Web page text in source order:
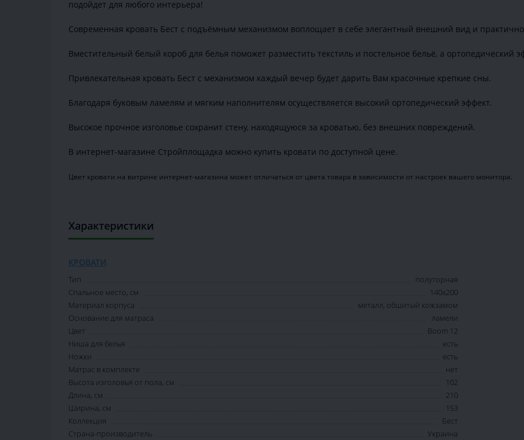
подойдет для любого интерьера!
Современная кровать Бест с подъёмным механизмом воплощает в себе элегантный внешний вид и
Вместительный белый короб для белья поможет разместить текстиль и постельное бельё, а ортопедический
Привлекательная кровать Бест с механизмом каждый вечер будет дарить Вам красочные крепкие сны.
Благодаря буковым ламелям и мягким наполнителям осуществляется высокий ортопедический эффект.
Высокое прочное изголовье сохранит стену, находящуюся за кроватью, без внешних повреждений.
В интернет-магазине Стройплощадка можно купить кровати по доступной цене.
Цвет кровати на витрине интернет-магазина может отличаться от цвета товара в зависимости от настроек вашего монитора.
Характеристики
КРОВАТИ
Тип
полуторная
Спальное место, см
140х200
Материал корпуса
металл, обшитый кожзамом
Основание для матраса
ламели
Цвет
Boom 12
Ниша для белья
есть
Ножки
есть
Матрас в комплекте
нет
Высота изголовья от пола, см
102
Длина, см
210
Ширина, см
153
Коллекция
Бест
Страна-производитель
Украина